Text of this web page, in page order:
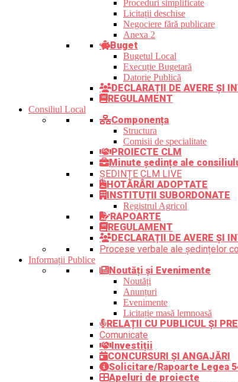
Proceduri simplificate
Licitații deschise
Negociere fără publicare
Anexa 2
Buget
Bugetul Local
Execuție Bugetară
Datorie Publică
DECLARAȚII DE AVERE ȘI
REGULAMENT
Consiliul Local
Componența
Structura
Comisii de specialitate
PROIECTE CLM
Minute ședințe ale
ȘEDINȚE CLM LIVE
HOTĂRÂRI ADOPTATE
INSTITUȚII SUBORDONATE
Registrul Agricol
RAPOARTE
REGULAMENT
DECLARAȚII DE AVERE ȘI
Procese verbale ale ședințelor
Informații Publice
Noutăți și Evenimente
Noutăți
Anunțuri
Evenimente
Licitație masă lemnoasă
RELAȚII CU PUBLICUL ȘI
Comunicate
Investiții
CONCURSURI ȘI ANGAJĂRI
Solicitare/Rapoarte Legea
Apeluri de proiecte